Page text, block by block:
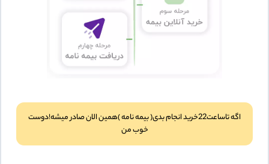
اگه تاساعت22خرید انجام بدی( بیمه نامه )همین الان صادر میشه!دوست
خوب من